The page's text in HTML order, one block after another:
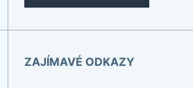
ZAJÍMAVÉ ODKAZY